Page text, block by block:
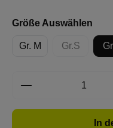
Größe Auswählen
Gr. M Gr.S
(Diese
Produkt
In